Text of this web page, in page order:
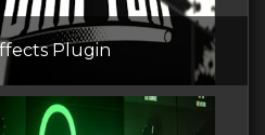
Plugin